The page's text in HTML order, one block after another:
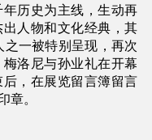
年历史为主线，生动再
人物和文化经典，其
之一被特别呈现，再次
洛尼与孙业礼在开幕
，在展览留言簿留言
章。